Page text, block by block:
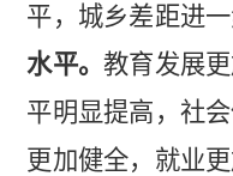
平，城乡差距进一
水平。教育发展
平明显提高，社
更加健全，就业